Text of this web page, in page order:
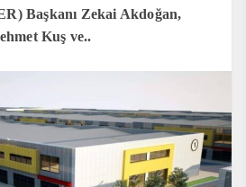
Başkanı Zekai Akdoğan,
Kuş ve..